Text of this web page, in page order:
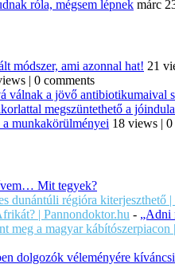
róla, mégsem lépnek márc
módszer, ami azonnal hat! 21
| 0 comments
válnak a jövő antibiotikumaival
megszüntethető a
munkakörülményei 18 views | 0
Mit tegyek?
dunántúli régióra kiterjeszthető
| Pannondoktor.hu - „Adni
meg a magyar kábítószerpiacon
dolgozók véleményére